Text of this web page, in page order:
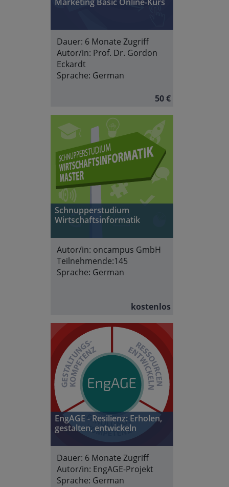
Dauer: 6 Monate Zugriff
Autor/in: Prof. Dr. Gordon
Eckardt
Sprache: German
50 €
Schnupperstudium
Wirtschaftsinformatik
Autor/in: oncampus GmbH
Teilnehmende:145
Sprache: German
kostenlos
EngAGE - Resilienz: Erholen,
gestalten, entwickeln
Dauer: 6 Monate Zugriff
Autor/in: EngAGE-Projekt
Sprache: German